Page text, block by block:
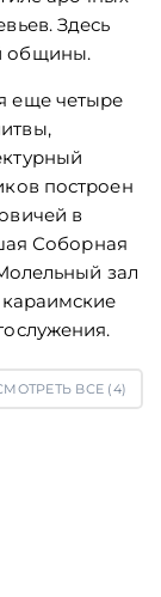
Здесь
общины.
еще четыре
построен
в
Соборная
зал
ВСЕ (4)